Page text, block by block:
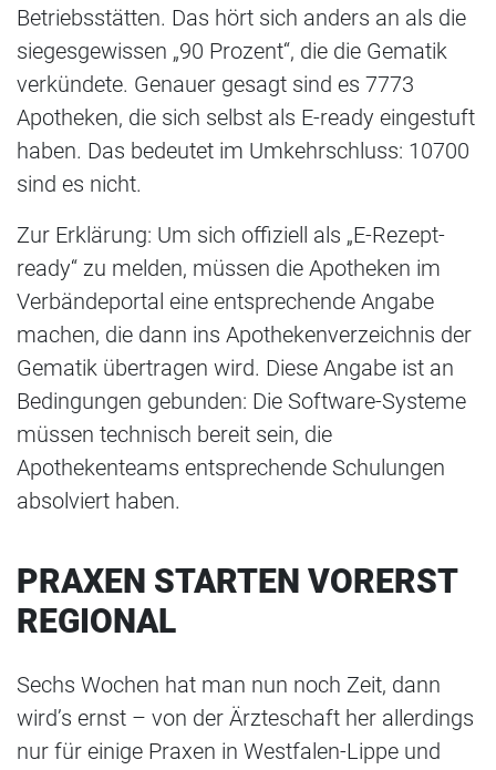
Betriebsstätten. Das hört sich anders an als die
siegesgewissen „90 Prozent“, die die Gematik
verkündete. Genauer gesagt sind es 7773
Apotheken, die sich selbst als E-ready eingestuft
haben. Das bedeutet im Umkehrschluss: 10700
sind es nicht.
Zur Erklärung: Um sich offiziell als „E-Rezept-
ready“ zu melden, müssen die Apotheken im
Verbändeportal eine entsprechende Angabe
machen, die dann ins Apothekenverzeichnis der
Gematik übertragen wird. Diese Angabe ist an
Bedingungen gebunden: Die Software-Systeme
müssen technisch bereit sein, die
Apothekenteams entsprechende Schulungen
absolviert haben.
PRAXEN STARTEN VORERST
REGIONAL
Sechs Wochen hat man nun noch Zeit, dann
wird’s ernst – von der Ärzteschaft her allerdings
nur für einige Praxen in Westfalen-Lippe und